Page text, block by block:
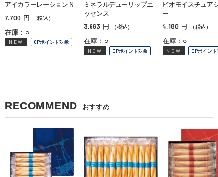
アイカラーレーションＮ
7,700 円 （税込）
在庫：○
NEW OPポイント対象
ミネラルデューリップエ
ッセンス
3,663 円 （税込）
在庫：○
NEW OPポイント対象
ビオモイスチュア
ー
4,180 円 （税込）
在庫：○
NEW OPポイン
RECOMMEND おすすめ